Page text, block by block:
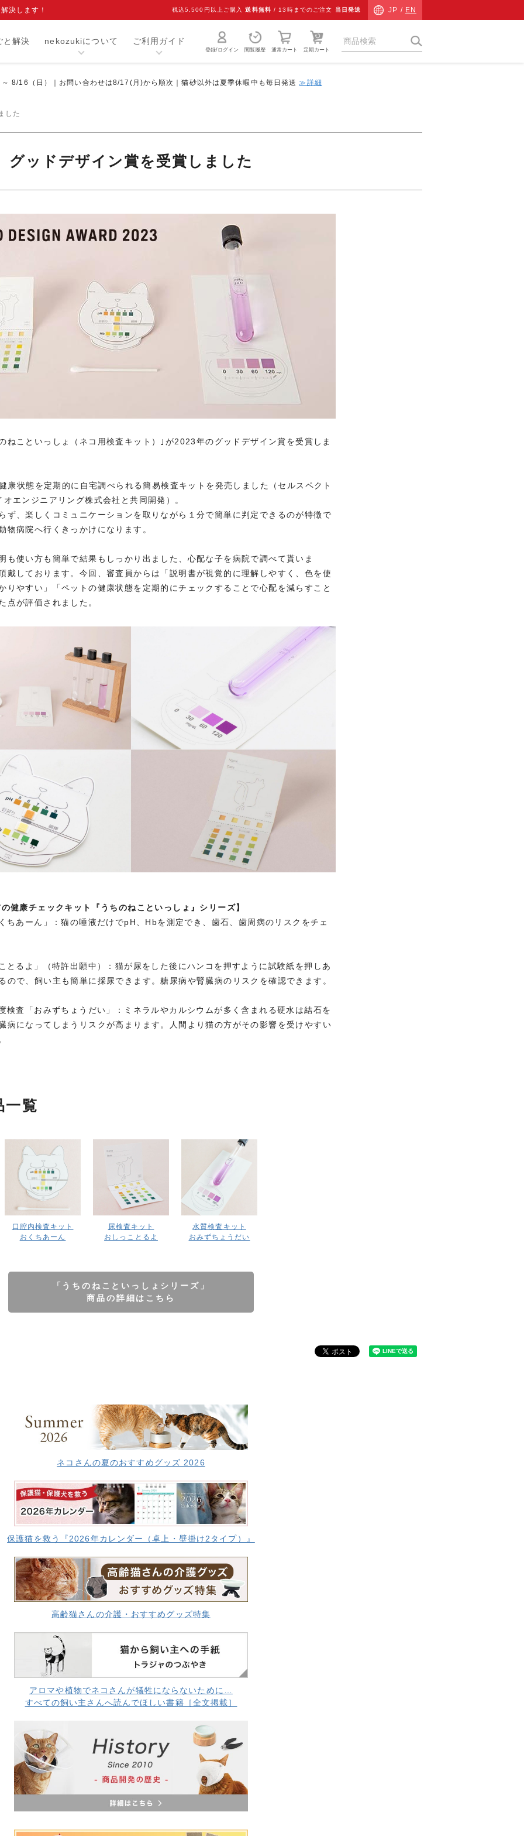
決します！ 税込5,500円以上ご購入送料無料 / 13時までのご注文 当日発送 JP / EN
猫砂・トイレ用品
室内用品
お手入れ用品
首輪
と解決 nekozukiについて ご利用ガイド
登録/ログイン 閲覧履歴 通常カート 定期カート
8/16（日）｜お問い合わせは8/17(月)から順次｜猫砂以外は夏季休暇中も毎日発送≫詳細
した
グッドデザイン賞を受賞しました
ねこといっしょ（ネコ用検査キット）｣が2023年のグッドデザイン賞を受賞しま
康状態を定期的に自宅調べられる簡易検査キットを発売しました（セルスペクト
エンジニアリング株式会社と共同開発）。
ず、楽しくコミュニケーションを取りながら１分で簡単に判定できるのが特徴で
物病院へ行くきっかけになります。
も使い方も簡単で結果もしっかり出ました、心配な子を病院で調べて貰いま
戴しております。今回、審査員からは「説明書が視覚的に理解しやすく、色を使
りやすい」「ペットの健康状態を定期的にチェックすることで心配を減らすこと
点が評価されました。
健康チェックキット『うちのねこといっしょ』シリーズ】
ちあーん」：猫の唾液だけでpH、Hbを測定でき、歯石、歯周病のリスクをチェ
とるよ」（特許出願中）：猫が尿をした後にハンコを押すように試験紙を押しあ
ので、飼い主も簡単に採尿できます。糖尿病や腎臓病のリスクを確認できます。
検査「おみずちょうだい」：ミネラルやカルシウムが多く含まれる硬水は結石を
病になってしまうリスクが高まります。人間より猫の方がその影響を受けやすい
一覧
口腔内検査キット
おくちあーん
尿検査キット
おしっことるよ
水質検査キット
おみずちょうだい
「うちのねこといっしょシリーズ」
商品の詳細はこちら
ネコさんの夏のおすすめグッズ 2026
保護猫を救う『2026年カレンダー（卓上・壁掛け2タイプ）』
高齢猫さんの介護・おすすめグッズ特集
アロマや植物でネコさんが犠牲にならないために…
すべての飼い主さんへ読んでほしい書籍［全文掲載］